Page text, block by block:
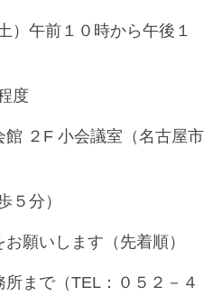
）午前１０時から午後１
度
２F 小会議室（名古屋市
５分）
願いします（先着順）
まで（TEL：０５２－４